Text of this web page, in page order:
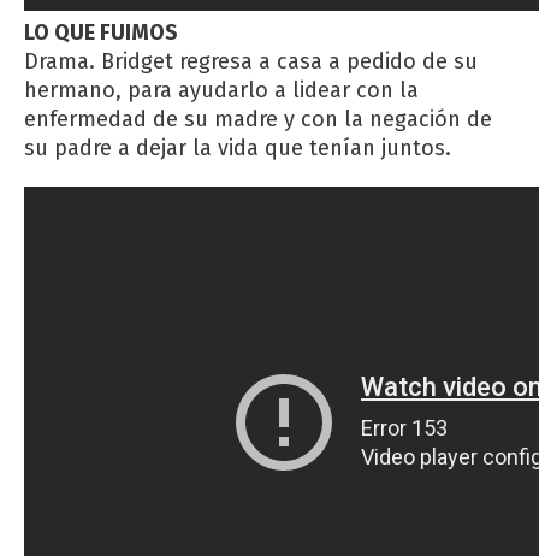
LO QUE FUIMOS
Drama. Bridget regresa a casa a pedido de su
hermano, para ayudarlo a lidear con la
enfermedad de su madre y con la negación de
su padre a dejar la vida que tenían juntos.